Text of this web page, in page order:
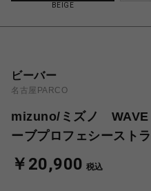
BEIGE
ビーバー
名古屋PARCO
mizuno/ミズノ WAVE
ーブプロフェシースト
￥20,900 税込